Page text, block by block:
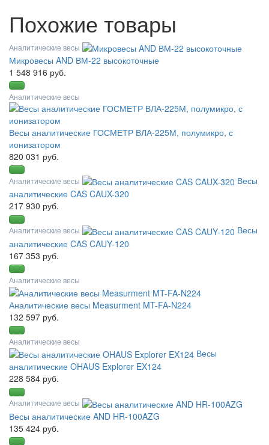
Похожие товары
Аналитические весы
Микровесы AND ВМ-22 высокоточные
1 548 916 руб.
Аналитические весы
Весы аналитические ГОСМЕТР ВЛА-225М, полумикро, с
ионизатором
820 031 руб.
Аналитические весы
Весы
аналитические CAS CAUX-320
217 930 руб.
Аналитические весы
Весы
аналитические CAS CAUY-120
167 353 руб.
Аналитические весы
Аналитические весы Measurment MT-FA-N224
132 597 руб.
Аналитические весы
Весы
аналитические OHAUS Explorer EX124
228 584 руб.
Аналитические весы
Весы аналитические AND HR-100AZG
135 424 руб.